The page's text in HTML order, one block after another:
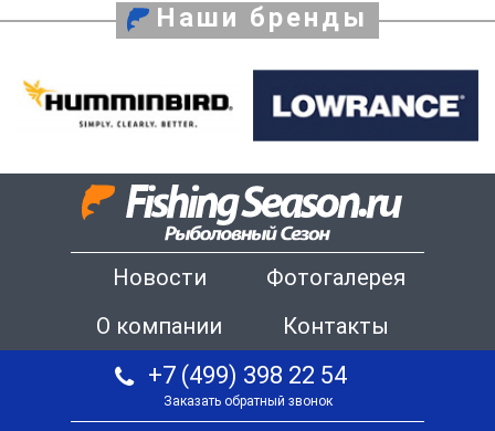
Наши бренды
Новости
Фотогалерея
О компании
Контакты
+7 (499) 398 22 54
Заказать обратный звонок